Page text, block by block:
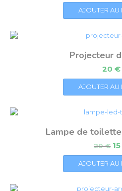
AJOUTER AU
Projecteur
20 €
AJOUTER AU
Lampe de
20€ 15
AJOUTER AU